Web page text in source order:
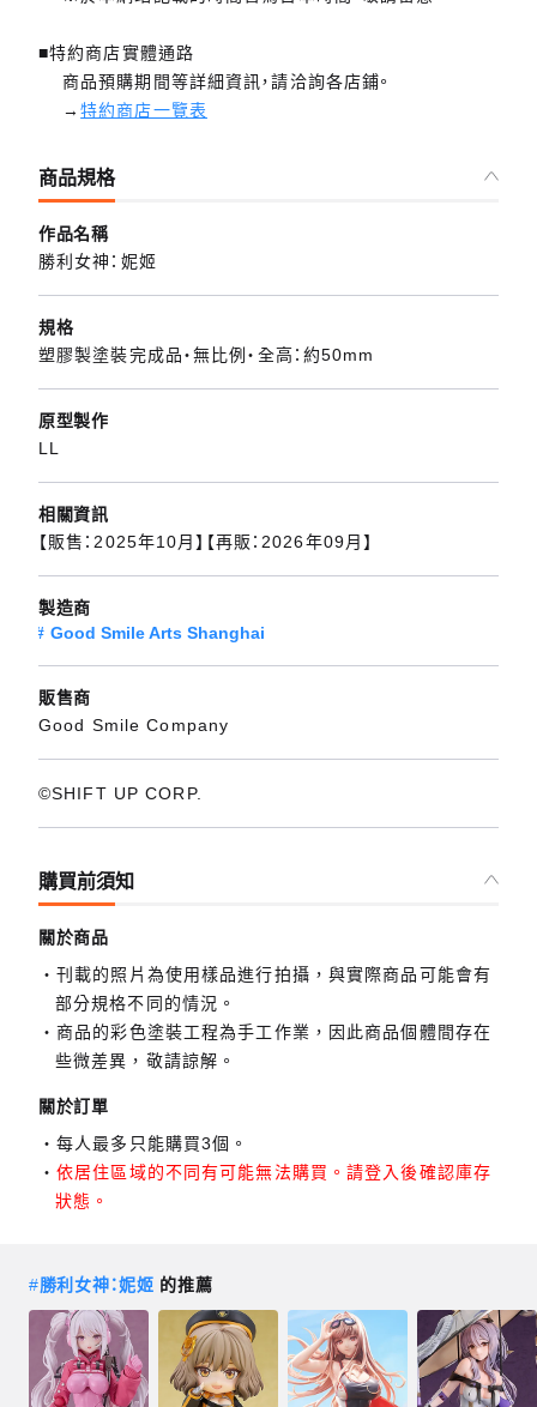
■特約商店實體通路
商品預購期間等詳細資訊，請洽詢各店鋪。
→特約商店一覽表
商品規格
作品名稱
勝利女神：妮姬
規格
塑膠製塗裝完成品・無比例・全高：約50mm
原型製作
LL
相關資訊
【販售：2025年10月】【再販：2026年09月】
製造商
Good Smile Arts Shanghai
販售商
Good Smile Company
©SHIFT UP CORP.
購買前須知
關於商品
刊載的照片為使用樣品進行拍攝，與實際商品可能會有
部分規格不同的情況。
商品的彩色塗裝工程為手工作業，因此商品個體間存在
些微差異，敬請諒解。
關於訂單
每人最多只能購買3個。
依居住區域的不同有可能無法購買。請登入後確認庫存
狀態。
#勝利女神：妮姬 的推薦